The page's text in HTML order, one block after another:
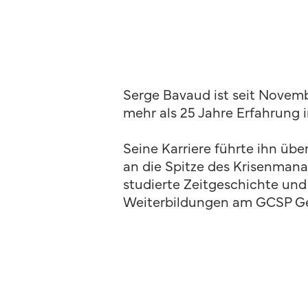
Serge Bavaud ist seit
mehr als 25 Jahre
Seine Karriere führte ihn
an die Spitze des
studierte Zeitgeschichte
Weiterbildungen am GCSP